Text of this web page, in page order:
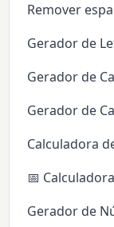
Remover
Gerador de
Gerador de
Gerador de
Calculadora
📅
Gerador de